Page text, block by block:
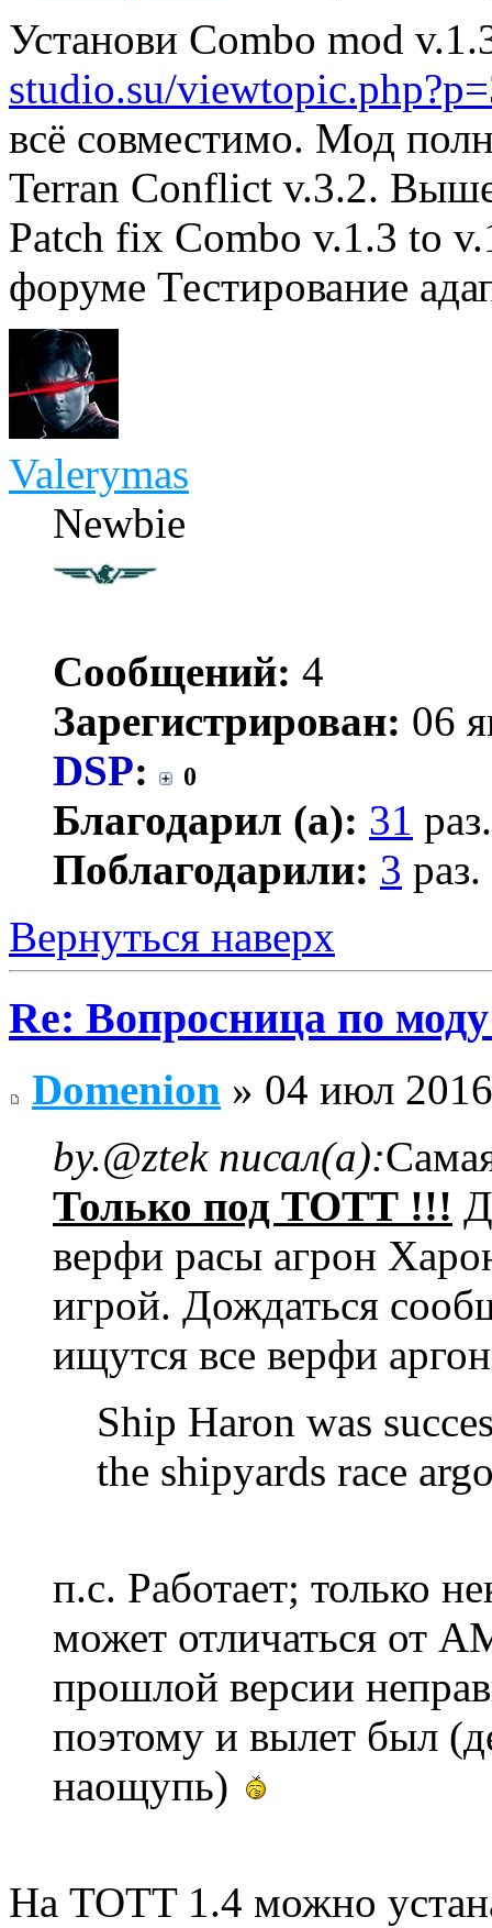
Установи Combo mod
studio.su/
всё совместимо. Мод
Terran Conflict v.3.2.
Patch fix Combo v.1.3 to
форуме Тестирование
Valerymas
Newbie
Сообщений: 4
Зарегистрирован: 06
DSP: 0
Благодарил (а): 31 раз.
Поблагодарили: 3 раз.
Вернуться наверх
Re: Вопросница по
Domenion » 04 июл
by.@ztek писал(а):
Только под ТОТТ !!!
верфи расы агрон
игрой. Дождаться
ищутся все верфи
Ship Haron was
the shipyards race
п.с. Работает; только
может отличаться от
прошлой версии
поэтому и вылет был
наощупь)
На TOTT 1.4 можно